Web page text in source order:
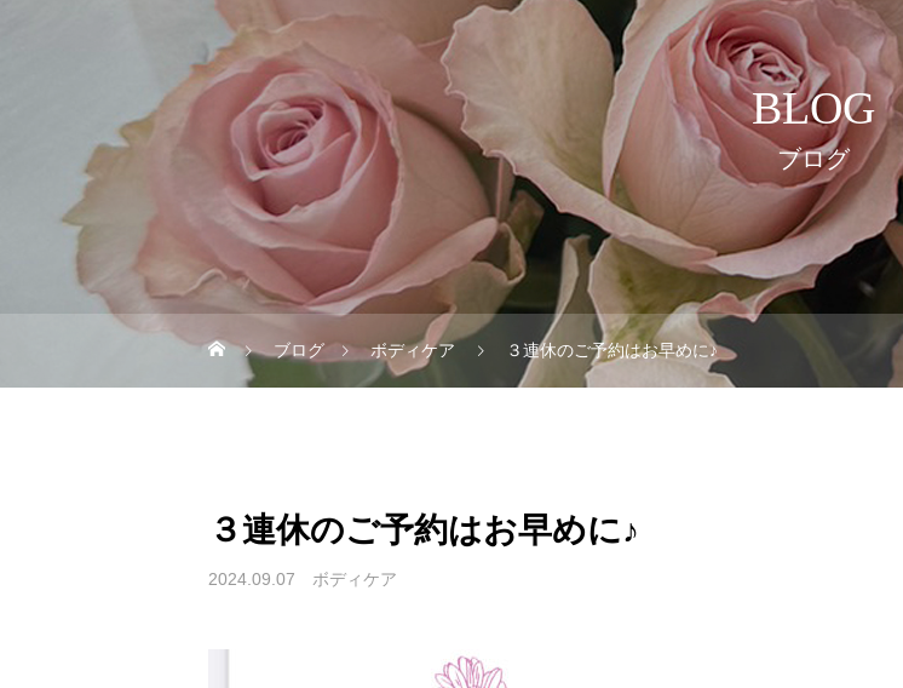
BLOG
ブログ
ブログ ボディケア ３連休のご予約はお早めに♪
３連休のご予約はお早めに♪
2024.09.07 ボディケア